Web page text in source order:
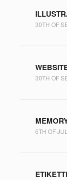
30TH OF
30TH OF
6TH OF